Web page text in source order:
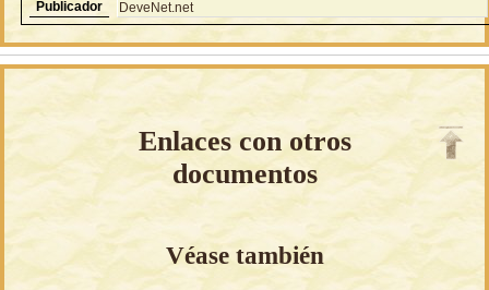
Publicador
DeveNet.net
Enlaces con otros
documentos
Véase también